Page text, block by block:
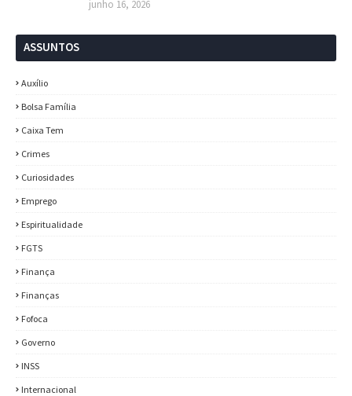
junho 16, 2026
ASSUNTOS
Auxílio
Bolsa Família
Caixa Tem
Crimes
Curiosidades
Emprego
Espiritualidade
FGTS
Finança
Finanças
Fofoca
Governo
INSS
Internacional